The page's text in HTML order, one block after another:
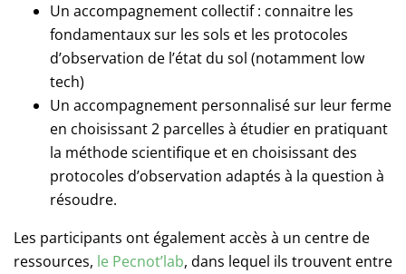
Un accompagnement collectif : connaitre les
fondamentaux sur les sols et les protocoles
d’observation de l’état du sol (notamment low
tech)
Un accompagnement personnalisé sur leur ferme
en choisissant 2 parcelles à étudier en pratiquant
la méthode scientifique et en choisissant des
protocoles d’observation adaptés à la question à
résoudre.
Les participants ont également accès à un centre de
ressources, le Pecnot’lab, dans lequel ils trouvent entre